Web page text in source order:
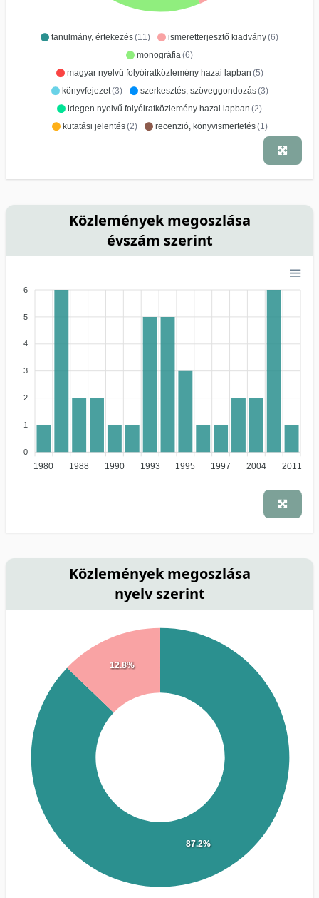
tanulmány, értekezés(11) ismeretterjesztő kiadvány(6)
monográfia(6)
magyar nyelvű folyóiratközlemény hazai lapban (5)
könyvfejezet(3) szerkesztés, szöveggondozás(3)
idegen nyelvű folyóiratközlemény hazai lapban (2)
kutatási jelentés(2) recenzió, könyvismertetés(1)
Közlemények megoszlása
évszám szerint
6
5
4
3
2
1
0
1980 1988 1990 1993 1995 1997 2004 2011
Közlemények megoszlása
nyelv szerint
87.2%
12.8%